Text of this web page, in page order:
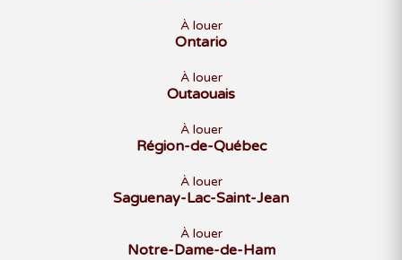
À louer
Ontario
À louer
Outaouais
À louer
Région-de-Québec
À louer
Saguenay-Lac-Saint-Jean
À louer
Notre-Dame-de-Ham